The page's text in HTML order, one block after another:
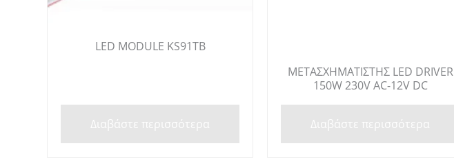
LED MODULE KS91TB
Διαβάστε περισσότερα
ΜΕΤΑΣΧΗΜΑΤΙΣΤΗΣ LED DRIVER
150W 230V AC-12V DC
Διαβάστε περισσότερα